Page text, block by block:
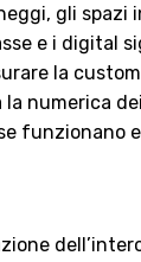
gli
e i digital
la
numerica